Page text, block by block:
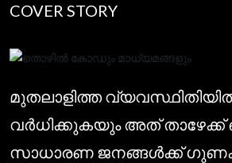
COVER STORY
മുതലാളിത്ത
വർധിക്കുകയും അത് താഴേക്ക്
സാധാരണ ജനങ്ങൾക്ക്